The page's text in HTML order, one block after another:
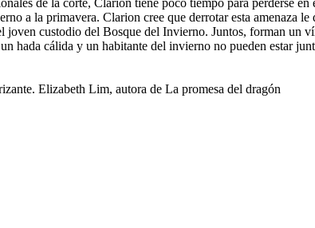
a la primavera. Clarion cree que derrotar esta amenaza
custodio del Bosque del Invierno. Juntos, forman un
hada cálida y un habitante del invierno no pueden estar
Elizabeth Lim, autora de La promesa del dragón